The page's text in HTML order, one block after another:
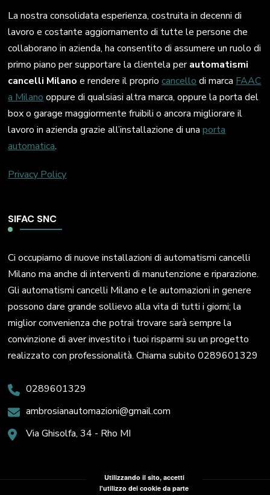
La nostra consolidata esperienza, costruita in decenni di
lavoro e costante aggiornamento di tutte le persone che
collaborano in azienda, ha consentito di assumere un ruolo di
primo piano per supportare la clientela perautomatismi
cancelli Milano e rendere il propriocancello di marca FAAC
a Milano oppure di qualsiasi altra marca, oppure la porta del
box o garage maggiormente fruibili o ancora migliorare il
lavoro in azienda grazie all’installazione di unaporta
automatica.
Privacy Policy
SIFAC SNC
Ci occupiamo di nuove installazioni di automatismi cancelli
Milano ma anche di interventi di manutenzione e riparazione.
Gli automatismi cancelli Milano e le automazioni in genere
possono dare grande sollievo alla vita di tutti i giorni; la
miglior convenienza che potrai trovare sarà sempre la
convinzione di aver investito i tuoi risparmi su un progetto
realizzato con professionalità. Chiama subito 0289601329
0289601329
ambrosianautomazioni@gmail.com
Via Ghisolfa, 34 - Rho MI
Utilizzando il sito, accetti
l'utilizzo dei cookie da parte